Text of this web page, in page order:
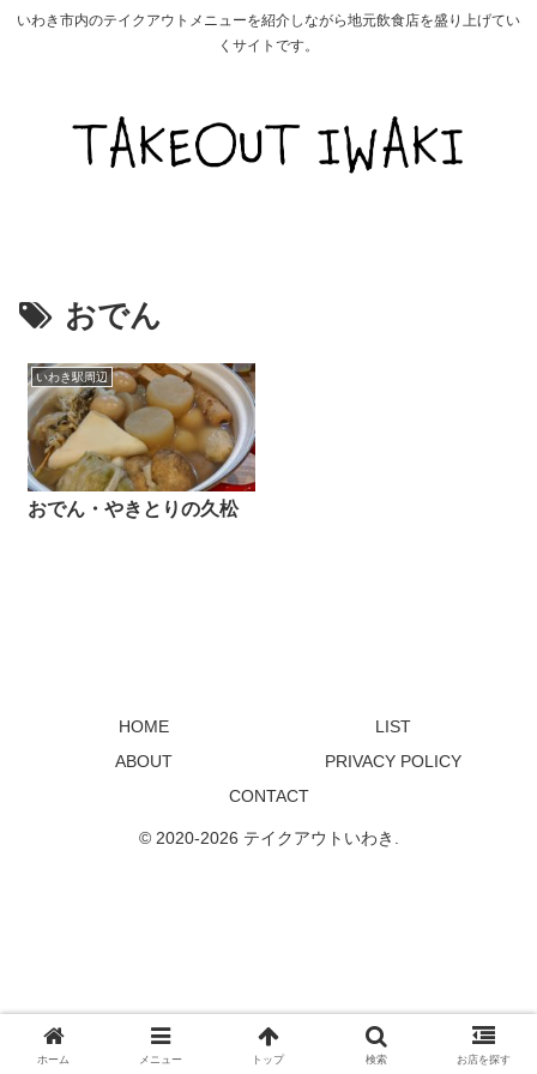
いわき市内のテイクアウトメニューを紹介しながら地元飲食店を盛り上げてい
くサイトです。
おでん
いわき駅周辺
おでん・やきとりの久松
HOME
LIST
ABOUT
PRIVACY POLICY
CONTACT
© 2020-2026 テイクアウトいわき.
ホーム メニュー トップ 検索 お店を探す